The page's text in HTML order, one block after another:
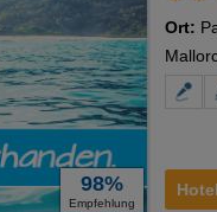
98%
Empfehlung
Ort: